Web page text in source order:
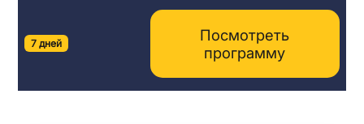
7 дней
Посмотреть
программу